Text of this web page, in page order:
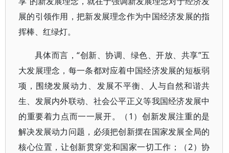
展的引领作用，把新发展理念作为中国经济发展的指
挥棒、红绿灯。
具体而言，“创新、协调、绿色、开放、共享”五
大发展理念，每一条都对应着中国经济发展的短板弱
项，围绕发展动力、发展不平衡、人与自然和谐共
生、发展内外联动、社会公平正义等我国经济发展中
的重要着力点而一一展开。（1）创新发展注重的是
解决发展动力问题，必须把创新摆在国家发展全局的
核心位置，让创新贯穿党和国家一切工作；（2）协